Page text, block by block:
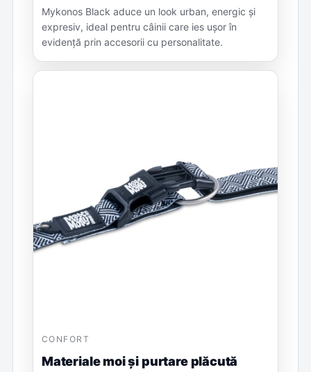
Mykonos Black aduce un look urban, energic și
expresiv, ideal pentru câinii care ies ușor în
evidență prin accesorii cu personalitate.
CONFORT
Materiale moi și purtare plăcută